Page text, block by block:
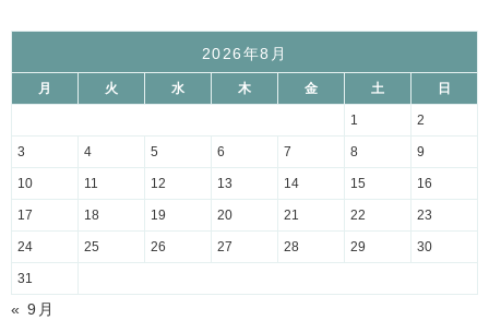
2026年8月
月 火 水 木 金 土 日
1 2
3 4 5 6 7 8 9
10 11 12 13 14 15 16
17 18 19 20 21 22 23
24 25 26 27 28 29 30
31
« 9月